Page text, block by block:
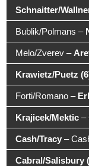
Schnaitter/
Bublik/Polmans –
Melo/Zverev –
Krawietz/Puetz
Forti/Romano –
Krajicek/Mektic –
Cash/Tracy –
Cabral/Salisbury